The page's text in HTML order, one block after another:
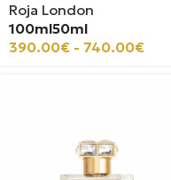
Roja London
100ml50ml
390.00€ - 740.00€